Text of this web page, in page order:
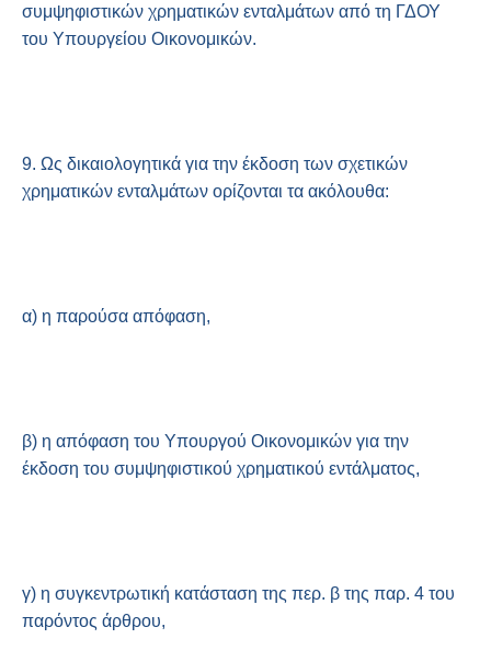
συμψηφιστικών χρηματικών ενταλμάτων από τη ΓΔΟΥ
του Υπουργείου Οικονομικών.
9. Ως δικαιολογητικά για την έκδοση των σχετικών
χρηματικών ενταλμάτων ορίζονται τα ακόλουθα:
α) η παρούσα απόφαση,
β) η απόφαση του Υπουργού Οικονομικών για την
έκδοση του συμψηφιστικού χρηματικού εντάλματος,
γ) η συγκεντρωτική κατάσταση της περ. β της παρ. 4 του
παρόντος άρθρου,